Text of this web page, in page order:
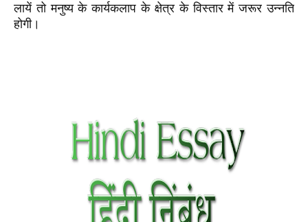
लायें तो मनुष्य के कार्यकलाप के क्षेत्र के विस्तार में जरूर उन्नति
होगी।